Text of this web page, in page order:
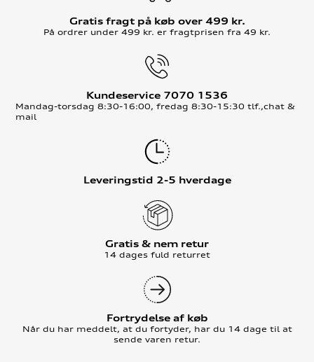
Gratis fragt på køb over 499 kr.
På ordrer under 499 kr. er fragtprisen fra 49 kr.
Kundeservice 7070 1536
Mandag-torsdag 8:30-16:00, fredag 8:30-15:30 tlf.,chat &
mail
Leveringstid 2-5 hverdage
Gratis & nem retur
14 dages fuld returret
Fortrydelse af køb
Når du har meddelt, at du fortyder, har du 14 dage til at
sende varen retur.